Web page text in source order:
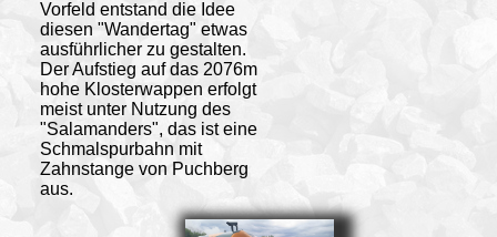
Vorfeld entstand die Idee
diesen "Wandertag" etwas
ausführlicher zu gestalten.
Der Aufstieg auf das 2076m
hohe Klosterwappen erfolgt
meist unter Nutzung des
"Salamanders", das ist eine
Schmalspurbahn mit
Zahnstange von Puchberg
aus.